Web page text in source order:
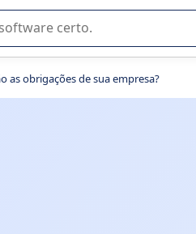
para sua empresa.
as obrigações de sua empresa?